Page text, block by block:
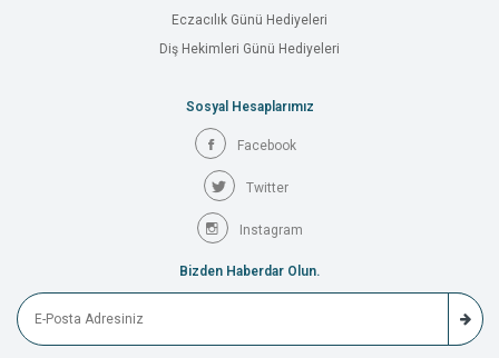
Eczacılık Günü Hediyeleri
Diş Hekimleri Günü Hediyeleri
Sosyal Hesaplarımız
Facebook
Twitter
Instagram
Bizden Haberdar Olun.